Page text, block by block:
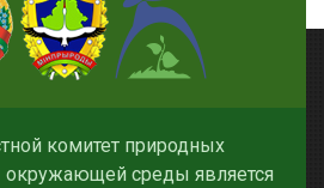
комитет природных
окружающей среды является